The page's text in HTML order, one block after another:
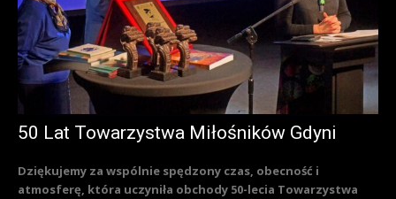
50 Lat Towarzystwa Miłośników Gdyni
Dziękujemy za wspólnie spędzony czas, obecność i
atmosferę, która uczyniła obchody 50-lecia Towarzystwa